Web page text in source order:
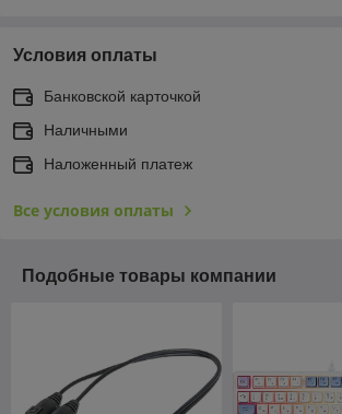
Условия оплаты
Банковской карточкой
Наличными
Наложенный платеж
Все условия оплаты
Подобные товары компании